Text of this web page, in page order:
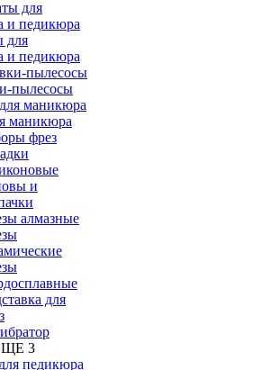
для
и педикюра
пылесосы
маникюра
фрез
и
алмазные
для
3